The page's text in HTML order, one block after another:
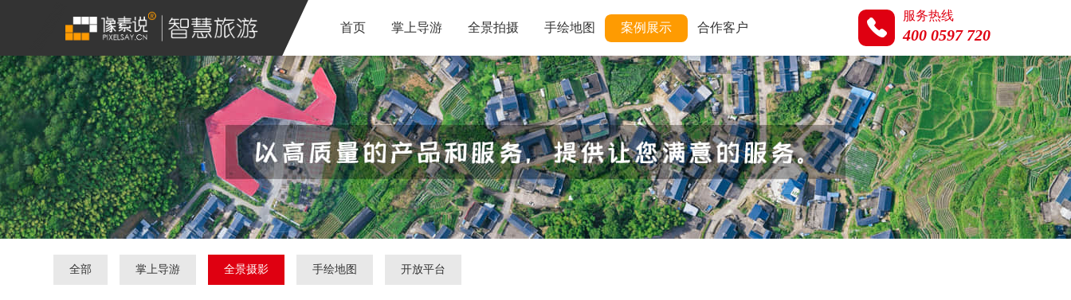
服务热线
400 0597 720
首页 掌上导游 全景拍摄 手绘地图 案例展示 合作客户
全部 掌上导游 全景摄影 手绘地图 开放平台